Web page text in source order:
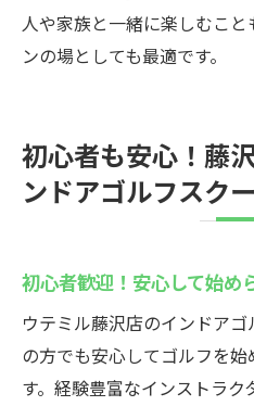
人や家族と一緒に楽しむこ
ンの場としても最適です。
初心者も安心！藤
ンドアゴルフスク
初心者歓迎！安心して始め
ウテミル藤沢店のインドア
の方でも安心してゴルフを
す。経験豊富なインストラ